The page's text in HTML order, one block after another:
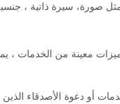
صورة، سيرة ذاتية ،
معينة من الخدمات ،
أو دعوة الأصدقاء